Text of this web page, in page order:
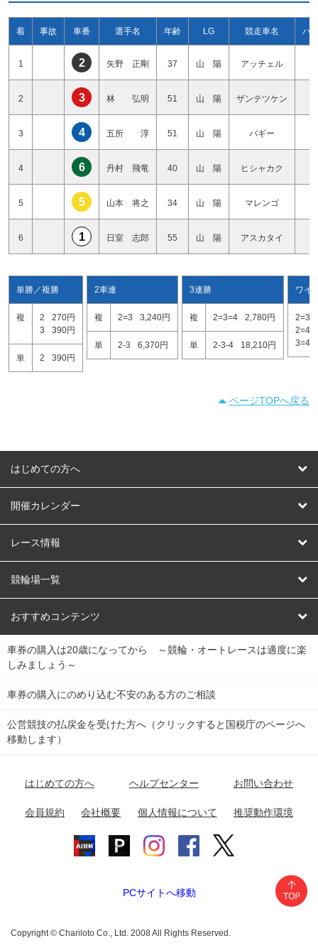
着 事故 車番 選手名 年齢 LG 競走車名 ハ
1 2 矢野 正剛 37 山 陽 アッチェル
2 3 林 弘明 51 山 陽 ザンテツケン
3 4 五所 淳 51 山 陽 バギー
4 6 丹村 飛竜 40 山 陽 ヒシャカク
5 5 山本 将之 34 山 陽 マレンゴ
6 1 日室 志郎 55 山 陽 アスカタイ
単勝／複勝
複 2
270円
3
390円
単 2 390円
2車連
複 2=3 3,240円
単 2-3 6,370円
3連勝
複 2=3=4 2,780円
単 2-3-4 18,210円
ワイ
2=3
2=4
3=4
ページTOPへ戻る
はじめての方へ
はじめての方へ
開催カレンダー
競輪
オートレース
競輪くじ
Dokanto!
チャリロトプラザ
レース情報
レース予想
レース結果
キャリーオーバー一覧
競輪場一覧
北日本 函館競輪場
関
東
弥彦競輪場 前橋競輪場 取手競輪場 宇都宮競輪場
関
東
小田原競輪場
名古屋競輪場 岐阜競輪場 大垣競輪場 豊橋競輪場
富山競輪場 松阪競輪場 四日市競輪場
福井競輪場 奈良競輪場 向日町競輪場
おすすめコンテンツ
競輪選手情報
Perfecta Navi
netkeirin
車券の購入は20歳になってから ～競輪・オートレースは適度に楽
しみましょう～
車券の購入にのめり込む不安のある方のご相談
公営競技の払戻金を受けた方へ（クリックすると国税庁のページへ
移動します）
はじめての方へ ヘルプセンター お問い合わせ
会員規約 会社概要 個人情報について 推奨動作環境
PCサイトへ移動
Copyright © Chariloto Co., Ltd. 2008 All Rights Reserved.